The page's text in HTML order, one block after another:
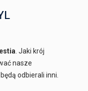
. Jaki krój
nasze
odbierali inni.